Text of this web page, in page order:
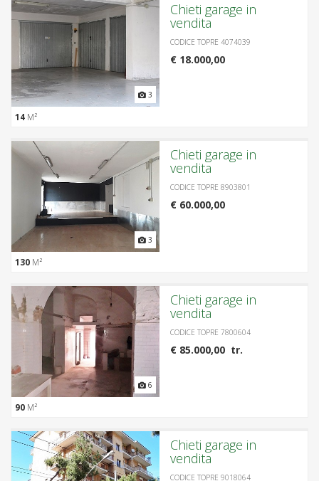
3
Chieti garage in
vendita
CODICE TOPRE 4074039
€ 18.000,00
14 M²
3
Chieti garage in
vendita
CODICE TOPRE 8903801
€ 60.000,00
130 M²
6
Chieti garage in
vendita
CODICE TOPRE 7800604
€ 85.000,00 tr.
90 M²
Chieti garage in
vendita
CODICE TOPRE 9018064